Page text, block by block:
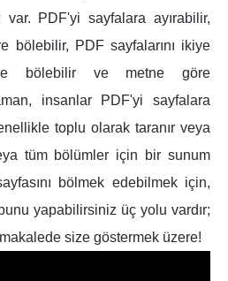
var. PDF'yi sayfalara ayırabilir,
bölebilir, PDF sayfalarını ikiye
bölebilir ve metne göre
insanlar PDF'yi sayfalara
toplu olarak taranır veya
tüm bölümler için bir sunum
bölmek edebilmek için,
yapabilirsiniz üç yolu vardır;
size göstermek üzere!